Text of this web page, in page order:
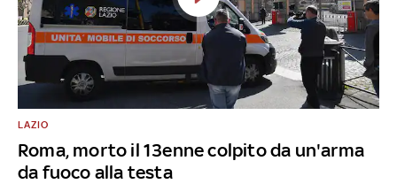
Roma, morto il 13enne colpito da un'arma
da fuoco alla testa
LAZIO